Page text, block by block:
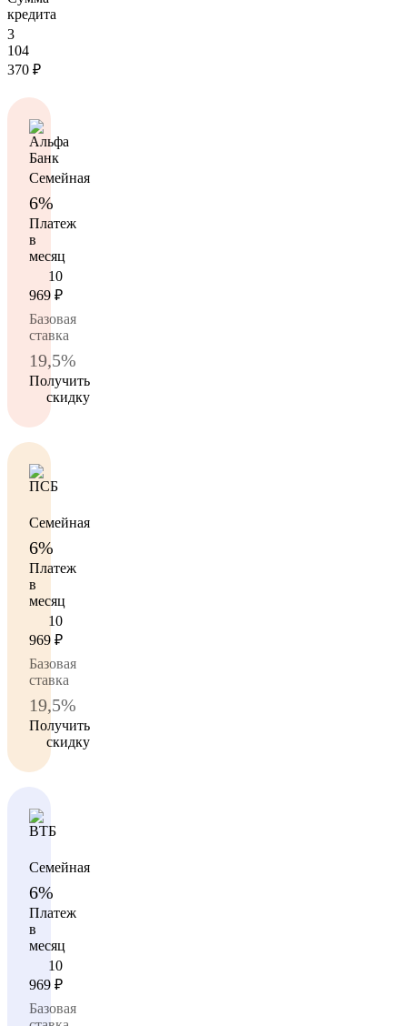
кредита
3
104
370 ₽
Семейная
6%
Платеж
в
месяц
10
969 ₽
Базовая
ставка
19,5%
Получить
скидку
Семейная
6%
Платеж
в
месяц
10
969 ₽
Базовая
ставка
19,5%
Получить
скидку
Семейная
6%
Платеж
в
месяц
10
969 ₽
Базовая